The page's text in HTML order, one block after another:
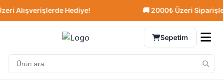
Alışverişlerde Hediye! 🚚 2000₺ Üzeri
Sepetim